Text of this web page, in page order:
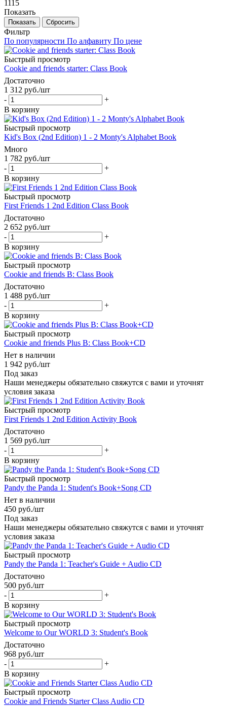
1115
Показать
Сбросить
Фильтр
По популярности По алфавиту По цене
Быстрый просмотр
Cookie and friends starter: Class Book
Достаточно
1 312 руб./шт
-
+
В корзину
Быстрый просмотр
Kid's Box (2nd Edition) 1 - 2 Monty's Alphabet Book
Много
1 782 руб./шт
-
+
В корзину
Быстрый просмотр
First Friends 1 2nd Edition Class Book
Достаточно
2 652 руб./шт
-
+
В корзину
Быстрый просмотр
Cookie and friends B: Class Book
Достаточно
1 488 руб./шт
-
+
В корзину
Быстрый просмотр
Cookie and friends Plus B: Class Book+CD
Нет в наличии
1 942 руб./шт
Под заказ
Наши менеджеры обязательно свяжутся с вами и уточнят
условия заказа
Быстрый просмотр
First Friends 1 2nd Edition Activity Book
Достаточно
1 569 руб./шт
-
+
В корзину
Быстрый просмотр
Pandy the Panda 1: Student's Book+Song CD
Нет в наличии
450 руб./шт
Под заказ
Наши менеджеры обязательно свяжутся с вами и уточнят
условия заказа
Быстрый просмотр
Pandy the Panda 1: Teacher's Guide + Audio CD
Достаточно
500 руб./шт
-
+
В корзину
Быстрый просмотр
Welcome to Our WORLD 3: Student's Book
Достаточно
968 руб./шт
-
+
В корзину
Быстрый просмотр
Cookie and Friends Starter Class Audio CD